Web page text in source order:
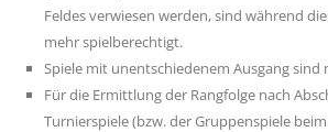
Feldes verwiesen werden, sind während
mehr spielberechtigt.
Spiele mit unentschiedenem Ausgang sind
Für die Ermittlung der Rangfolge nach
Turnierspiele (bzw. der Gruppenspiele